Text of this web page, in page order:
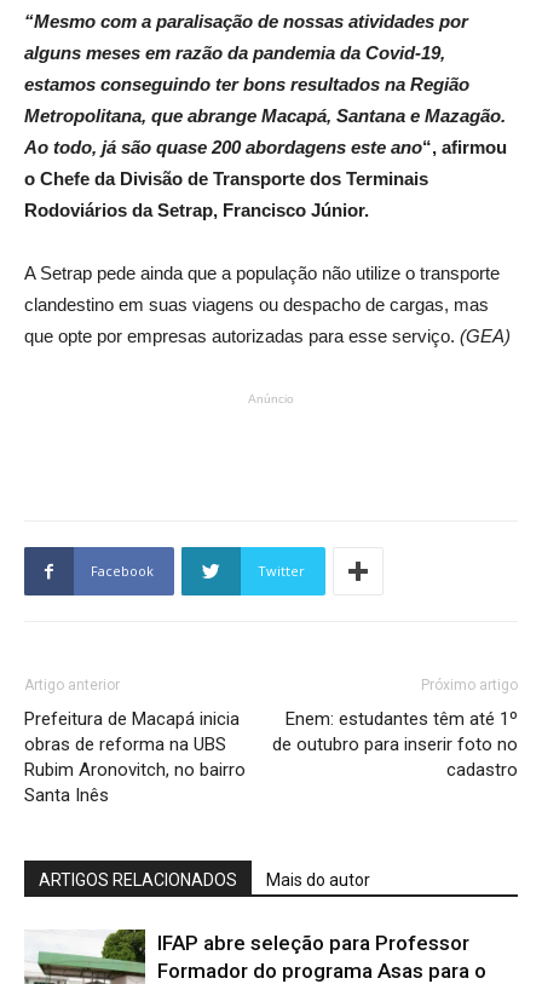
“Mesmo com a paralisação de nossas atividades por
alguns meses em razão da pandemia da Covid-19,
estamos conseguindo ter bons resultados na Região
Metropolitana, que abrange Macapá, Santana e Mazagão.
Ao todo, já são quase 200 abordagens este ano“, afirmou
o Chefe da Divisão de Transporte dos Terminais
Rodoviários da Setrap, Francisco Júnior.
A Setrap pede ainda que a população não utilize o transporte
clandestino em suas viagens ou despacho de cargas, mas
que opte por empresas autorizadas para esse serviço. (GEA)
Anúncio
Facebook Twitter
Artigo anterior
Prefeitura de Macapá inicia
obras de reforma na UBS
Rubim Aronovitch, no bairro
Santa Inês
Próximo artigo
Enem: estudantes têm até 1º
de outubro para inserir foto no
cadastro
ARTIGOS RELACIONADOS Mais do autor
IFAP abre seleção para Professor
Formador do programa Asas para o